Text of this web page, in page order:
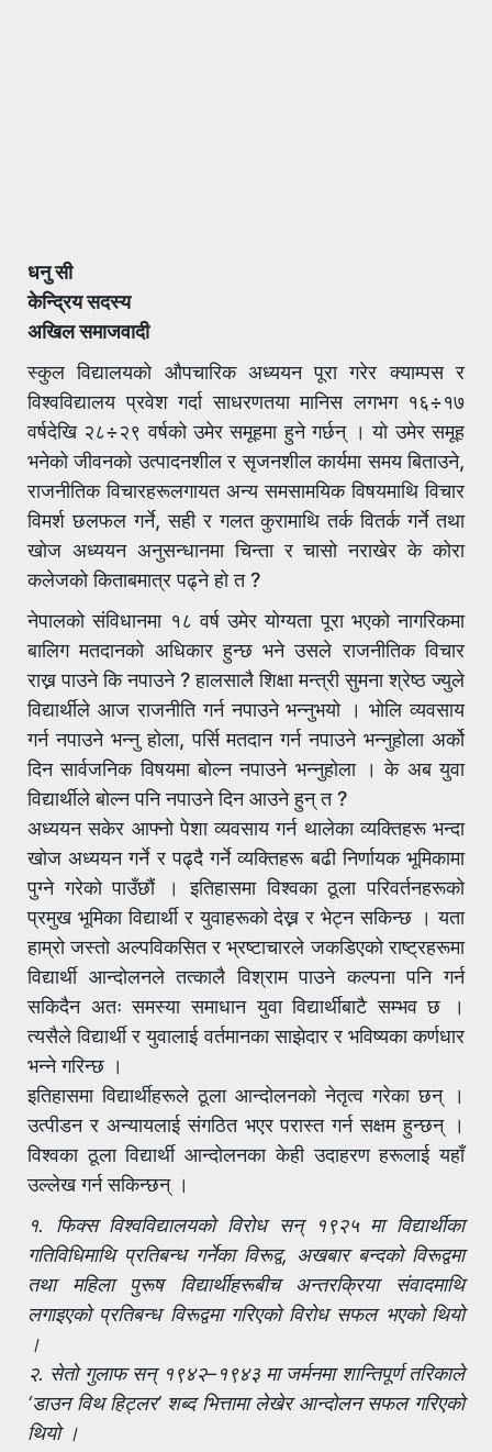
धनु सी
केन्द्रिय सदस्य
अखिल समाजवादी
स्कुल विद्यालयको औपचारिक अध्ययन पूरा गरेर क्याम्पस र
विश्वविद्यालय प्रवेश गर्दा साधरणतया मानिस लगभग १६÷१७
वर्षदेखि २८÷२९ वर्षको उमेर समूहमा हुने गर्छन् । यो उमेर समूह
भनेको जीवनको उत्पादनशील र सृजनशील कार्यमा समय बिताउने,
राजनीतिक विचारहरूलगायत अन्य समसामयिक विषयमाथि विचार
विमर्श छलफल गर्ने, सही र गलत कुरामाथि तर्क वितर्क गर्ने तथा
खोज अध्ययन अनुसन्धानमा चिन्ता र चासो नराखेर के कोरा
कलेजको किताबमात्र पढ्ने हो त ?
नेपालको संविधानमा १८ वर्ष उमेर योग्यता पूरा भएको नागरिकमा
बालिग मतदानको अधिकार हुन्छ भने उसले राजनीतिक विचार
राख्न पाउने कि नपाउने ? हालसालै शिक्षा मन्त्री सुमना श्रेष्ठ ज्युले
विद्यार्थीले आज राजनीति गर्न नपाउने भन्नुभयो । भोलि व्यवसाय
गर्न नपाउने भन्नु होला, पर्सि मतदान गर्न नपाउने भन्नुहोला अर्को
दिन सार्वजनिक विषयमा बोल्न नपाउने भन्नुहोला । के अब युवा
विद्यार्थीले बोल्न पनि नपाउने दिन आउने हुन् त ?
अध्ययन सकेर आफ्नो पेशा व्यवसाय गर्न थालेका व्यक्तिहरू भन्दा
खोज अध्ययन गर्ने र पढ्दै गर्ने व्यक्तिहरू बढी निर्णायक भूमिकामा
पुग्ने गरेको पाउँछौं । इतिहासमा विश्वका ठूला परिवर्तनहरूको
प्रमुख भूमिका विद्यार्थी र युवाहरूको देख्न र भेट्न सकिन्छ । यता
हाम्रो जस्तो अल्पविकसित र भ्रष्टाचारले जकडिएको राष्ट्रहरूमा
विद्यार्थी आन्दोलनले तत्कालै विश्राम पाउने कल्पना पनि गर्न
सकिदैन अतः समस्या समाधान युवा विद्यार्थीबाटै सम्भव छ ।
त्यसैले विद्यार्थी र युवालाई वर्तमानका साझेदार र भविष्यका कर्णधार
भन्ने गरिन्छ ।
इतिहासमा विद्यार्थीहरूले ठूला आन्दोलनको नेतृत्व गरेका छन् ।
उत्पीडन र अन्यायलाई संगठित भएर परास्त गर्न सक्षम हुन्छन् ।
विश्वका ठूला विद्यार्थी आन्दोलनका केही उदाहरण हरूलाई यहाँ
उल्लेख गर्न सकिन्छन् ।
१. फिक्स विश्वविद्यालयको विरोध सन् १९२५ मा विद्यार्थीका
गतिविधिमाथि प्रतिबन्ध गर्नेका विरूद्व, अखबार बन्दको विरूद्वमा
तथा महिला पुरूष विद्यार्थीहरूबीच अन्तरक्रिया संवादमाथि
लगाइएको प्रतिबन्ध विरूद्वमा गरिएको विरोध सफल भएको थियो
।
२. सेतो गुलाफ सन् १९४२–१९४३ मा जर्मनमा शान्तिपूर्ण तरिकाले
‘डाउन विथ हिट्लर’ शब्द भित्तामा लेखेर आन्दोलन सफल गरिएको
थियो ।